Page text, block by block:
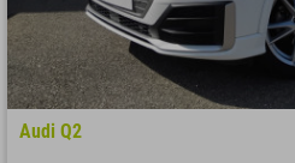
Audi Q2